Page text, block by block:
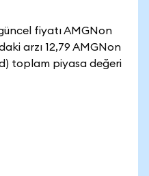
fiyatı AMGNon
arzı 12,79 AMGNon
toplam piyasa değeri